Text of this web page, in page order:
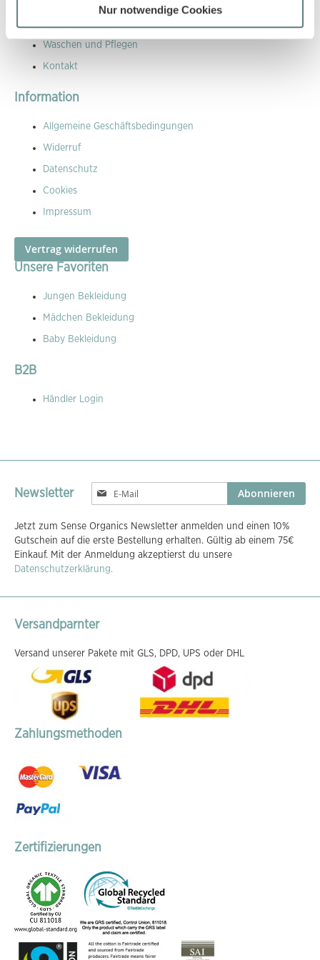
Nur notwendige Cookies
Waschen und Pflegen
Kontakt
Information
Allgemeine Geschäftsbedingungen
Widerruf
Datenschutz
Cookies
Impressum
Vertrag widerrufen
Unsere Favoriten
Jungen Bekleidung
Mädchen Bekleidung
Baby Bekleidung
B2B
Händler Login
Newsletter
Melden
Sie
für
unseren
Newsletter
an:
Abonnieren
Jetzt zum Sense Organics Newsletter anmelden und einen 10%
Gutschein auf die erste Bestellung erhalten. Gültig ab einem 75€
Einkauf. Mit der Anmeldung akzeptierst du unsere
Datenschutzerklärung.
Versandparnter
Versand unserer Pakete mit GLS, DPD, UPS oder DHL
Zahlungsmethoden
Zertifizierungen